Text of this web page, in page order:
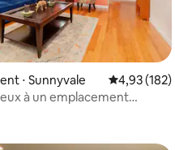
base de 177 commentaires :
⋅ Sunnyvale Évaluation
4,93 (182)
à un emplacement